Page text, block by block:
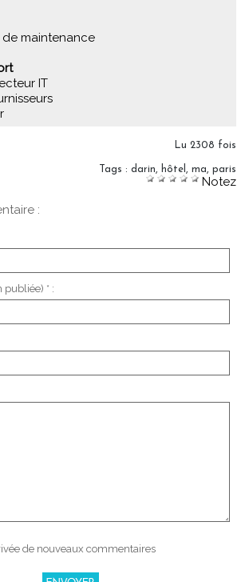
de maintenance
IT
Lu 2308 fois
Tags : darin hôtel ma paris
Notez
:
publiée) * :
de nouveaux commentaires